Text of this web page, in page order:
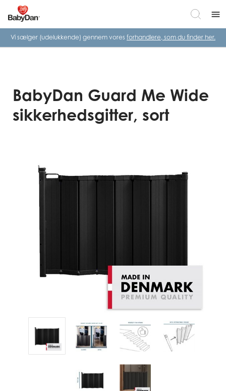
menu
Vi sælger (udelukkende) gennem vores forhandlere, som du finder her.
BabyDan Guard Me Wide
sikkerhedsgitter, sort